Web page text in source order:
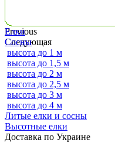
Previous
Следующая
Елки
Сосны
высота до 1 м
высота до 1,5 м
высота до 2 м
высота до 2,5 м
высота до 3 м
высота до 4 м
Литые елки и сосны
Высотные елки
Доставка по Украине